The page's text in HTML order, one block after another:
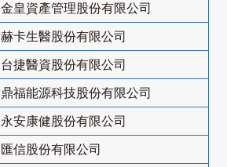
金皇資產管理股份有限公司
赫卡生醫股份有限公司
台捷醫資股份有限公司
鼎福能源科技股份有限公司
永安康健股份有限公司
匯信股份有限公司